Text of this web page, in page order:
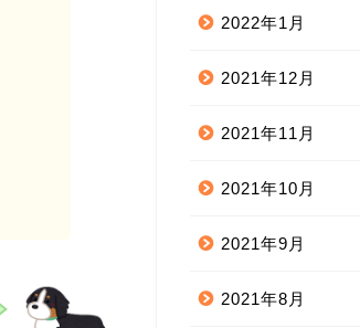
2022年1月
2021年12月
2021年11月
2021年10月
2021年9月
2021年8月